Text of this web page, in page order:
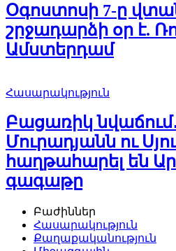
Օգոստոսի 7-ը
շրջադարձի օր է.
Ամստերդամ
Հասարակություն
Բացառիկ
Մուրադյանն ու
հաղթահարել են
գագաթը
Բաժիններ
Հասարակություն
Քաղաքականություն